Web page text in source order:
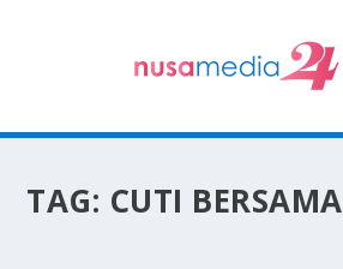
TAG: CUTI BERSAMA